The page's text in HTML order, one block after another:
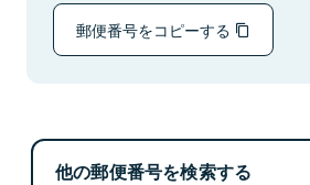
郵便番号をコピーする
他の郵便番号を検索する